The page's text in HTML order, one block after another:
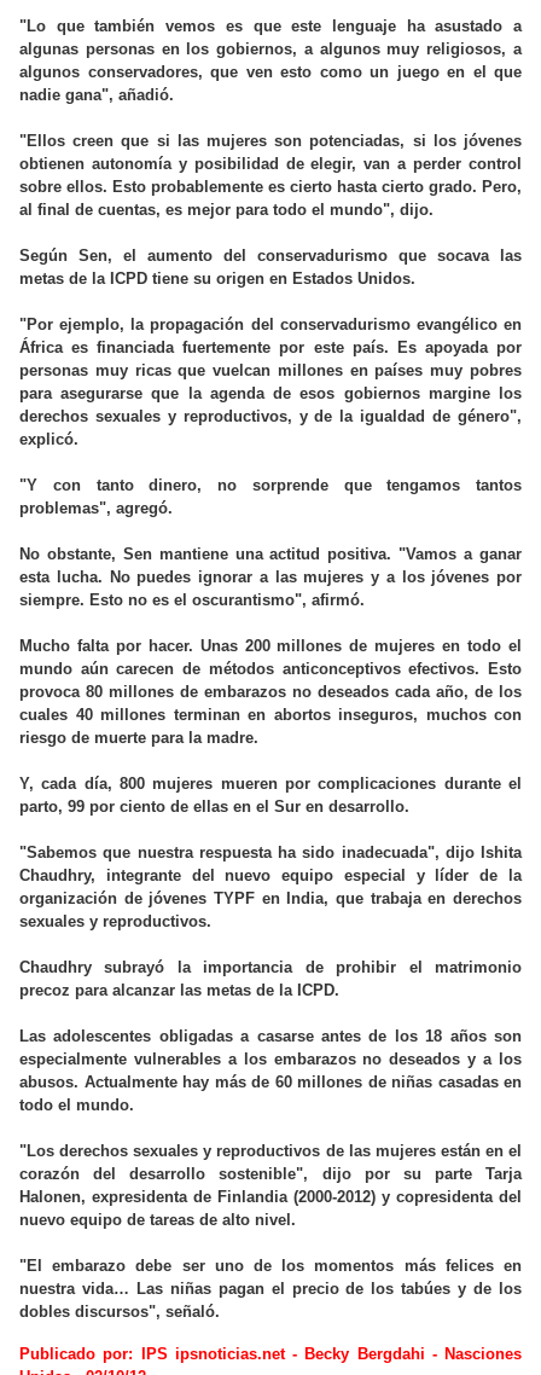
"Lo que también vemos es que este lenguaje ha asustado a
algunas personas en los gobiernos, a algunos muy religiosos, a
algunos conservadores, que ven esto como un juego en el que
nadie gana", añadió.
"Ellos creen que si las mujeres son potenciadas, si los jóvenes
obtienen autonomía y posibilidad de elegir, van a perder control
sobre ellos. Esto probablemente es cierto hasta cierto grado. Pero,
al final de cuentas, es mejor para todo el mundo", dijo.
Según Sen, el aumento del conservadurismo que socava las
metas de la ICPD tiene su origen en Estados Unidos.
"Por ejemplo, la propagación del conservadurismo evangélico en
África es financiada fuertemente por este país. Es apoyada por
personas muy ricas que vuelcan millones en países muy pobres
para asegurarse que la agenda de esos gobiernos margine los
derechos sexuales y reproductivos, y de la igualdad de género",
explicó.
"Y con tanto dinero, no sorprende que tengamos tantos
problemas", agregó.
No obstante, Sen mantiene una actitud positiva. "Vamos a ganar
esta lucha. No puedes ignorar a las mujeres y a los jóvenes por
siempre. Esto no es el oscurantismo", afirmó.
Mucho falta por hacer. Unas 200 millones de mujeres en todo el
mundo aún carecen de métodos anticonceptivos efectivos. Esto
provoca 80 millones de embarazos no deseados cada año, de los
cuales 40 millones terminan en abortos inseguros, muchos con
riesgo de muerte para la madre.
Y, cada día, 800 mujeres mueren por complicaciones durante el
parto, 99 por ciento de ellas en el Sur en desarrollo.
"Sabemos que nuestra respuesta ha sido inadecuada", dijo Ishita
Chaudhry, integrante del nuevo equipo especial y líder de la
organización de jóvenes TYPF en India, que trabaja en derechos
sexuales y reproductivos.
Chaudhry subrayó la importancia de prohibir el matrimonio
precoz para alcanzar las metas de la ICPD.
Las adolescentes obligadas a casarse antes de los 18 años son
especialmente vulnerables a los embarazos no deseados y a los
abusos. Actualmente hay más de 60 millones de niñas casadas en
todo el mundo.
"Los derechos sexuales y reproductivos de las mujeres están en el
corazón del desarrollo sostenible", dijo por su parte Tarja
Halonen, expresidenta de Finlandia (2000-2012) y copresidenta del
nuevo equipo de tareas de alto nivel.
"El embarazo debe ser uno de los momentos más felices en
nuestra vida… Las niñas pagan el precio de los tabúes y de los
dobles discursos", señaló.
Publicado por: IPS ipsnoticias.net - Becky Bergdahi - Nasciones